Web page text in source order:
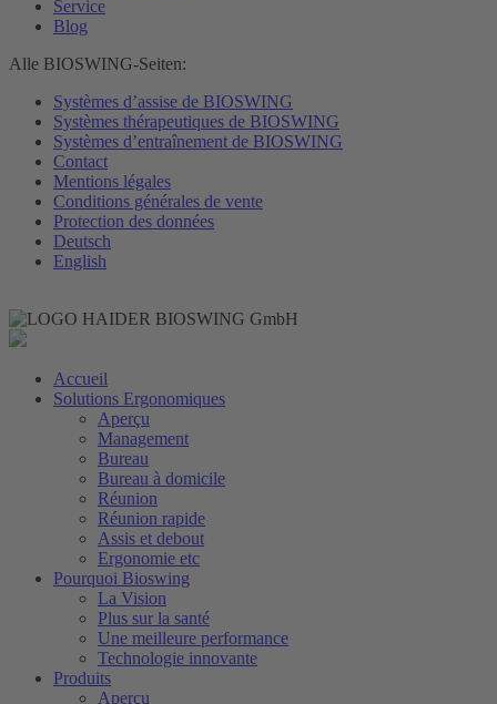
Service
Blog
Alle BIOSWING-Seiten:
Systèmes d’assise de BIOSWING
Systèmes thérapeutiques de BIOSWING
Systèmes d’entraînement de BIOSWING
Contact
Mentions légales
Conditions générales de vente
Protection des données
Deutsch
English
Accueil
Solutions Ergonomiques
Aperçu
Management
Bureau
Bureau à domicile
Réunion
Réunion rapide
Assis et debout
Ergonomie etc
Pourquoi Bioswing
La Vision
Plus sur la santé
Une meilleure performance
Technologie innovante
Produits
Aperçu